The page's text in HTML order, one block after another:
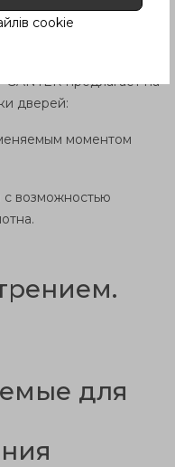
СЕРИИ И
GANTER предлагает на
дверей:
моментом
с возможностью
.
для
cookie